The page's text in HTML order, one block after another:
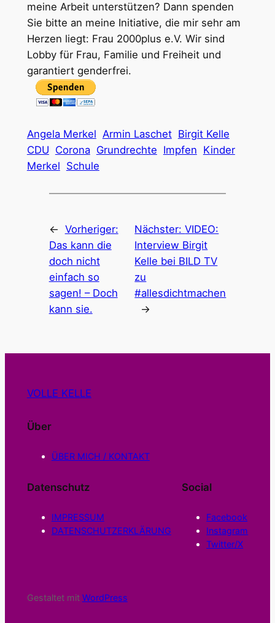
meine Arbeit unterstützen? Dann spenden
Sie bitte an meine Initiative, die mir sehr am
Herzen liegt: Frau 2000plus e.V. Wir sind
Lobby für Frau, Familie und Freiheit und
garantiert genderfrei.
Angela Merkel Armin Laschet Birgit Kelle
CDU Corona Grundrechte Impfen Kinder
Merkel Schule
← Vorheriger:
Das kann die
doch nicht
einfach so
sagen! – Doch
kann sie.
Nächster:VIDEO:
Interview Birgit
Kelle bei BILD TV
zu
#allesdichtmachen
→
VOLLE KELLE
Über
ÜBER MICH / KONTAKT
Datenschutz
IMPRESSUM
DATENSCHUTZERKLÄRUNG
Social
Facebook
Instagram
Twitter/X
Gestaltet mit WordPress